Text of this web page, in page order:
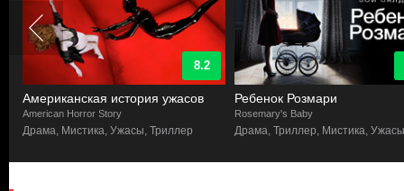
8.2
Американская история ужасов
American Horror Story
Драма, Мистика, Ужасы, Триллер
Ребенок Розмари
Rosemary's Baby
Драма, Триллер, Мистика, Ужасы